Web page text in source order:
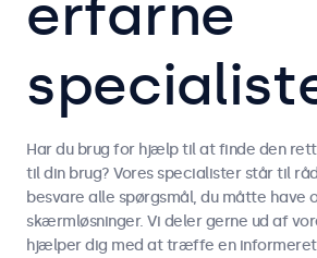
erfarne
Har du brug for hjælp til at finde den
til din brug? Vores specialister står til
besvare alle spørgsmål, du måtte have
skærmløsninger. Vi deler gerne ud af
hjælper dig med at træffe en informeret